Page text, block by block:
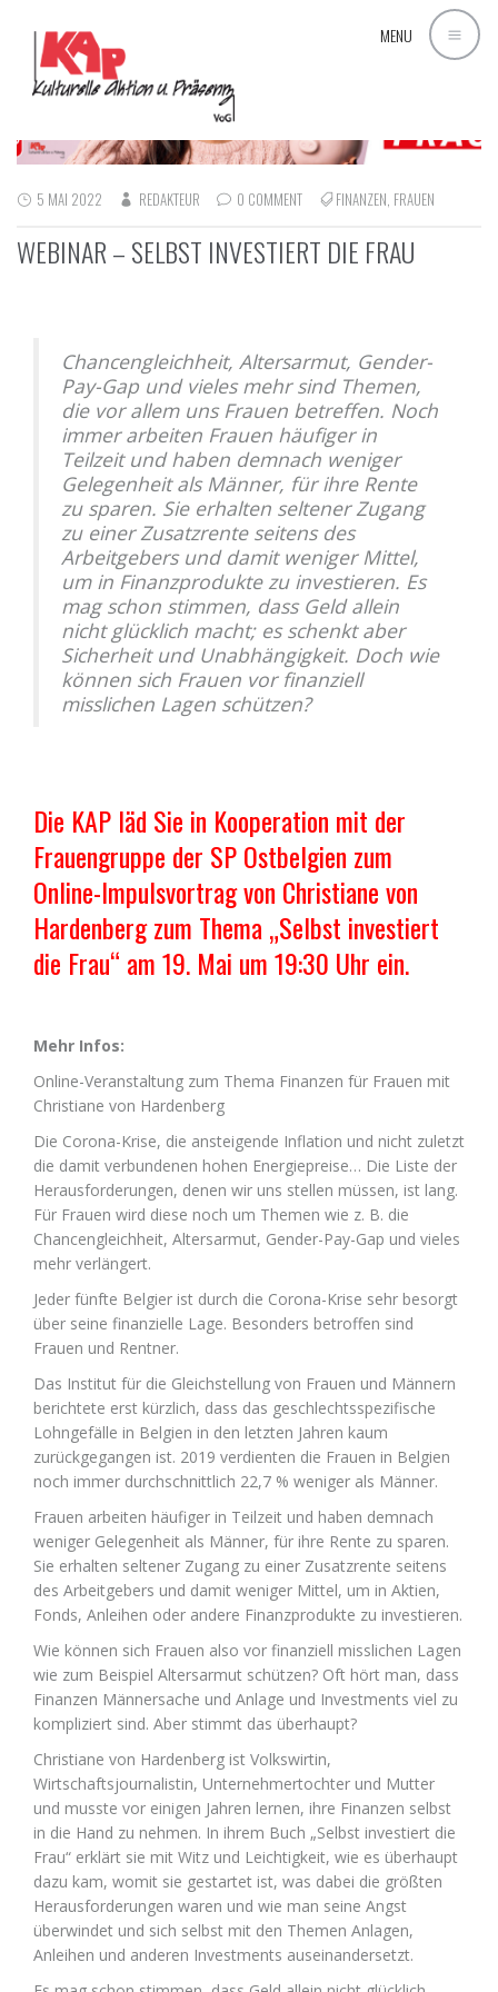
MENU
5 MAI 2022 REDAKTEUR 0 COMMENT FINANZEN FRAUEN
WEBINAR – SELBST INVESTIERT DIE FRAU
Chancengleichheit, Altersarmut, Gender-
Pay-Gap und vieles mehr sind Themen,
die vor allem uns Frauen betreffen. Noch
immer arbeiten Frauen häufiger in
Teilzeit und haben demnach weniger
Gelegenheit als Männer, für ihre Rente
zu sparen. Sie erhalten seltener Zugang
zu einer Zusatzrente seitens des
Arbeitgebers und damit weniger Mittel,
um in Finanzprodukte zu investieren. Es
mag schon stimmen, dass Geld allein
nicht glücklich macht; es schenkt aber
Sicherheit und Unabhängigkeit. Doch wie
können sich Frauen vor finanziell
misslichen Lagen schützen?
Die KAP läd Sie in Kooperation mit der
Frauengruppe der SP Ostbelgien zum
Online-Impulsvortrag von Christiane von
Hardenberg zum Thema „Selbst investiert
die Frau“ am 19. Mai um 19:30 Uhr ein.
Mehr Infos:
Online-Veranstaltung zum Thema Finanzen für Frauen mit
Christiane von Hardenberg
Die Corona-Krise, die ansteigende Inflation und nicht zuletzt
die damit verbundenen hohen Energiepreise… Die Liste der
Herausforderungen, denen wir uns stellen müssen, ist lang.
Für Frauen wird diese noch um Themen wie z. B. die
Chancengleichheit, Altersarmut, Gender-Pay-Gap und vieles
mehr verlängert.
Jeder fünfte Belgier ist durch die Corona-Krise sehr besorgt
über seine finanzielle Lage. Besonders betroffen sind
Frauen und Rentner.
Das Institut für die Gleichstellung von Frauen und Männern
berichtete erst kürzlich, dass das geschlechtsspezifische
Lohngefälle in Belgien in den letzten Jahren kaum
zurückgegangen ist. 2019 verdienten die Frauen in Belgien
noch immer durchschnittlich 22,7 % weniger als Männer.
Frauen arbeiten häufiger in Teilzeit und haben demnach
weniger Gelegenheit als Männer, für ihre Rente zu sparen.
Sie erhalten seltener Zugang zu einer Zusatzrente seitens
des Arbeitgebers und damit weniger Mittel, um in Aktien,
Fonds, Anleihen oder andere Finanzprodukte zu investieren.
Wie können sich Frauen also vor finanziell misslichen Lagen
wie zum Beispiel Altersarmut schützen? Oft hört man, dass
Finanzen Männersache und Anlage und Investments viel zu
kompliziert sind. Aber stimmt das überhaupt?
Christiane von Hardenberg ist Volkswirtin,
Wirtschaftsjournalistin, Unternehmertochter und Mutter
und musste vor einigen Jahren lernen, ihre Finanzen selbst
in die Hand zu nehmen. In ihrem Buch „Selbst investiert die
Frau“ erklärt sie mit Witz und Leichtigkeit, wie es überhaupt
dazu kam, womit sie gestartet ist, was dabei die größten
Herausforderungen waren und wie man seine Angst
überwindet und sich selbst mit den Themen Anlagen,
Anleihen und anderen Investments auseinandersetzt.